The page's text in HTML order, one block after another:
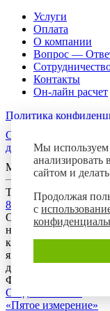
Услуги
Оплата
О компании
Вопрос —
Контакты
Он-лайн расчет
Политика
Согласие посетителя
данных
Мы в соцсетях
Телефон горячей
8-800-700-8788
Обращаем Ваше
носит
каких условиях
являются публичной
действующего
Федерации.
Создание сайта:
«Пятое измерение»
Мы используем
анализировать
сайтом и
Продолжая
с